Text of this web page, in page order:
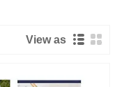
View as